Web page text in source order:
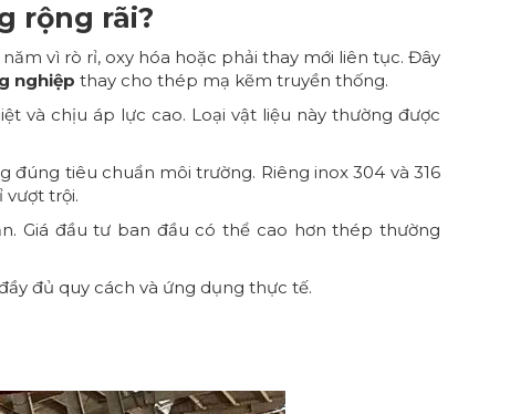
rộng rãi?
vì rò rỉ, oxy hóa hoặc phải thay mới liên tục. Đây
nghiệp thay cho thép mạ kẽm truyền thống.
và chịu áp lực cao. Loại vật liệu này thường được
tiêu chuẩn môi trường. Riêng inox 304 và 316
vượt trội.
Giá đầu tư ban đầu có thể cao hơn thép thường
đủ quy cách và ứng dụng thực tế.